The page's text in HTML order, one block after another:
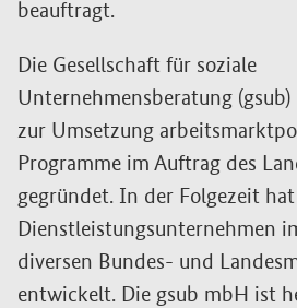
beauftragt.
Die Gesellschaft für soziale
Unternehmensberatung
zur Umsetzung
Programme im Auftrag des
gegründet. In der Folgezeit
Dienstleistungsunternehmen
diversen Bundes- und
entwickelt. Die gsub mbH ist